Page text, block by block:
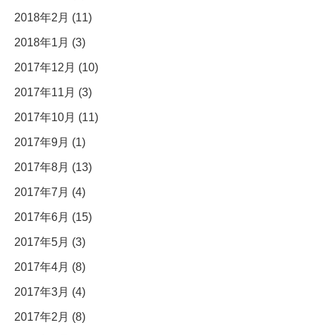
2018年2月 (11)
2018年1月 (3)
2017年12月 (10)
2017年11月 (3)
2017年10月 (11)
2017年9月 (1)
2017年8月 (13)
2017年7月 (4)
2017年6月 (15)
2017年5月 (3)
2017年4月 (8)
2017年3月 (4)
2017年2月 (8)